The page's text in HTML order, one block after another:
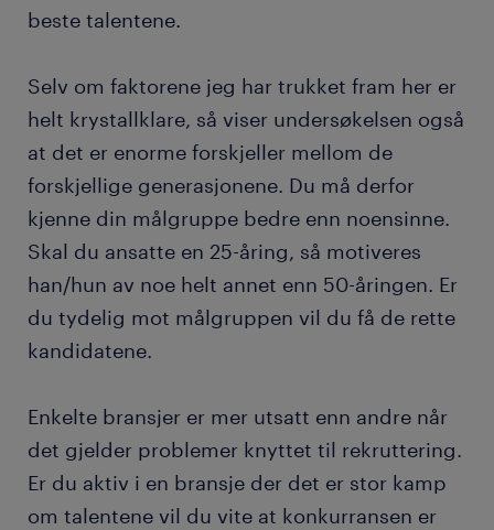
beste talentene.
Selv om faktorene jeg har trukket fram her er
helt krystallklare, så viser undersøkelsen også
at det er enorme forskjeller mellom de
forskjellige generasjonene. Du må derfor
kjenne din målgruppe bedre enn noensinne.
Skal du ansatte en 25-åring, så motiveres
han/hun av noe helt annet enn 50-åringen. Er
du tydelig mot målgruppen vil du få de rette
kandidatene.
Enkelte bransjer er mer utsatt enn andre når
det gjelder problemer knyttet til rekruttering.
Er du aktiv i en bransje der det er stor kamp
om talentene vil du vite at konkurransen er